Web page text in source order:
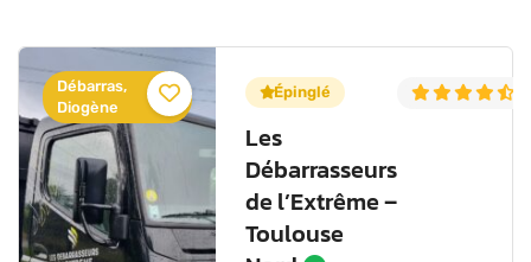
5.0 (6)
Débarras,
Diogène
Épinglé
Les
Débarrasseurs
de l’Extrême –
Toulouse